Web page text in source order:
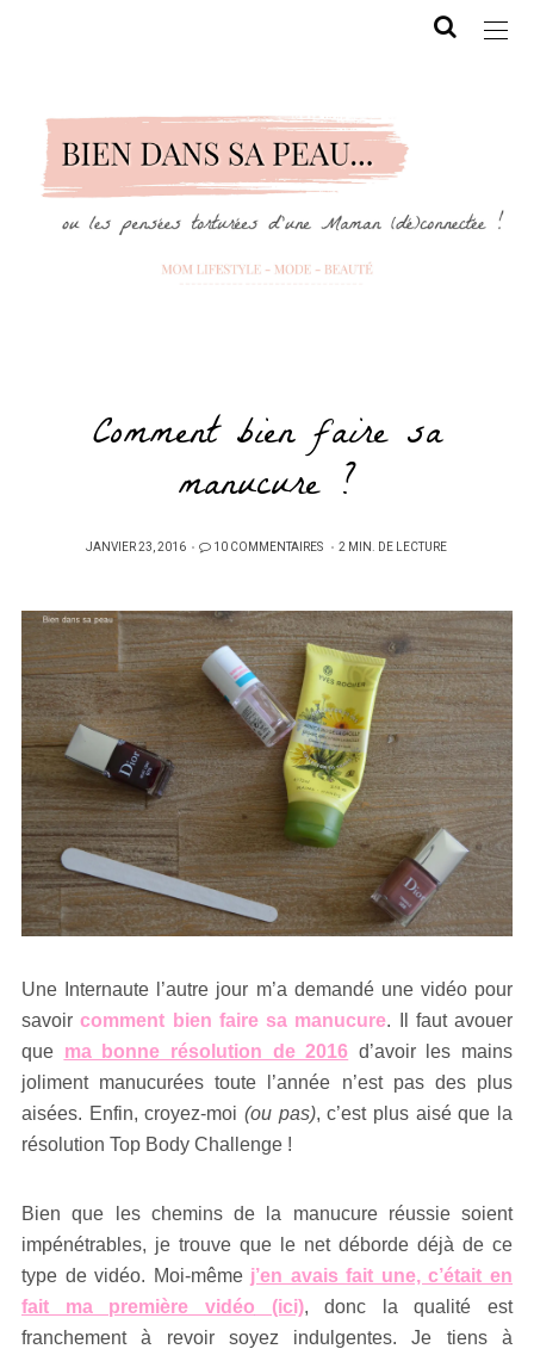
Comment bien faire sa
manucure ?
PUBLIÉ
JANVIER 23, 2016 10 COMMENTAIRES 2 MIN. DE LECTURE
Une Internaute l’autre jour m’a demandé une vidéo pour
savoircomment bien faire sa manucure. Il faut avouer
que ma bonne résolution de 2016 d’avoir les mains
joliment manucurées toute l’année n’est pas des plus
aisées. Enfin, croyez-moi (ou pas), c’est plus aisé que la
résolution Top Body Challenge !
Bien que les chemins de la manucure réussie soient
impénétrables, je trouve que le net déborde déjà de ce
type de vidéo. Moi-même j’en avais fait une, c’était en
fait ma première vidéo (ici), donc la qualité est
franchement à revoir soyez indulgentes. Je tiens à